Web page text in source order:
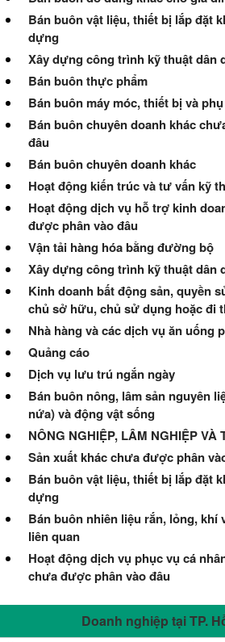
Bán buôn vật liệu, thiết bị lắp đặt
dựng
Xây dựng công trình kỹ thuật dân
Bán buôn thực phẩm
Bán buôn máy móc, thiết bị và
Bán buôn chuyên doanh khác
đâu
Bán buôn chuyên doanh khác
Hoạt động kiến trúc và tư vấn kỹ
Hoạt động dịch vụ hỗ trợ kinh
được phân vào đâu
Vận tải hàng hóa bằng đường bộ
Xây dựng công trình kỹ thuật dân
Kinh doanh bất động sản, quyền
chủ sở hữu, chủ sử dụng hoặc đi
Nhà hàng và các dịch vụ ăn uống
Quảng cáo
Dịch vụ lưu trú ngắn ngày
Bán buôn nông, lâm sản nguyên
nứa) và động vật sống
NÔNG NGHIỆP, LÂM NGHIỆP VÀ
Sản xuất khác chưa được phân
Bán buôn vật liệu, thiết bị lắp đặt
dựng
Bán buôn nhiên liệu rắn, lỏng, khí
liên quan
Hoạt động dịch vụ phục vụ cá
chưa được phân vào đâu
Doanh nghiệp tại TP.